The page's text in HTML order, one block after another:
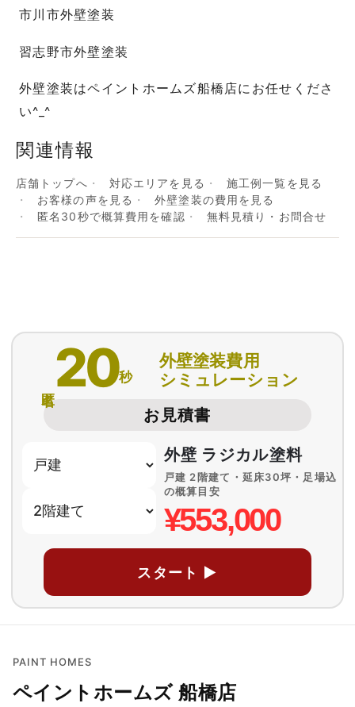
市川市外壁塗装
習志野市外壁塗装
外壁塗装はペイントホームズ船橋店にお任せくださ
い^_^
関連情報
店舗トップへ 対応エリアを見る
施工例一覧を見る
お客様の声を見る
外壁塗装の費用を見る
匿名30秒で概算費用を確認
無料見積り・お問合せ
20秒
外壁塗装費用
シミュレーション
お見積書
外壁 ラジカル塗料
戸建 2階建て・延床30坪・足場込
の概算目安
¥553,000
スタート ▶
PAINT HOMES
ペイントホームズ 船橋店